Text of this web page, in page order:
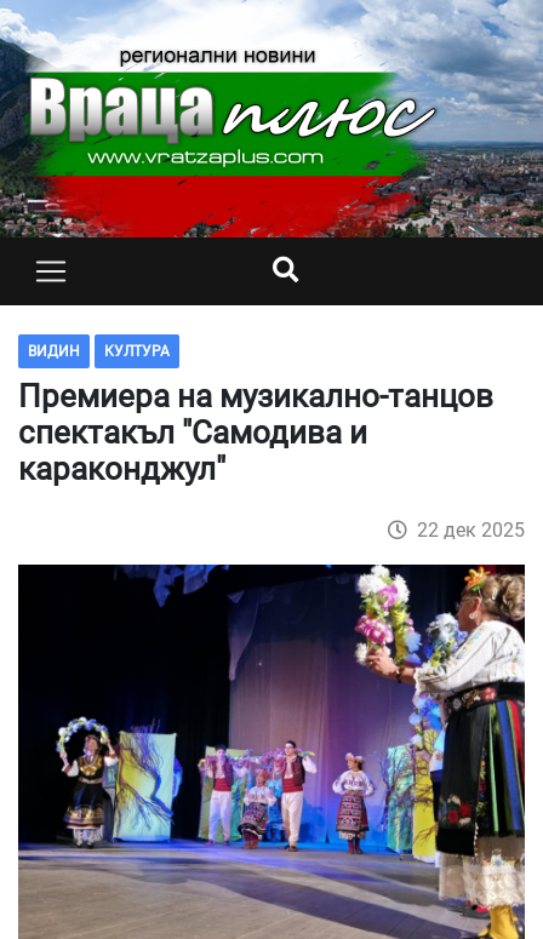
ВИДИН КУЛТУРА
Премиера на музикално-танцов
спектакъл "Самодива и
караконджул"
22 дек 2025